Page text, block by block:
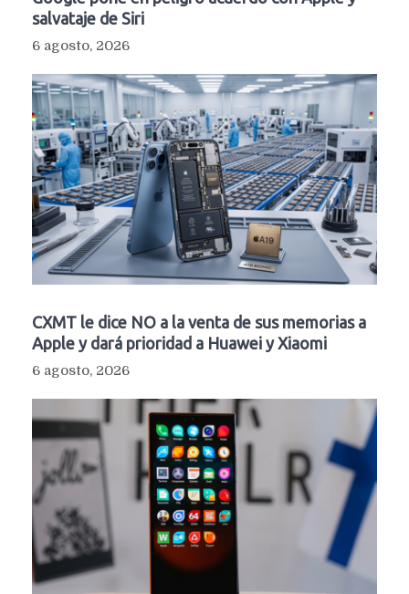
salvataje de Siri
6 agosto, 2026
CXMT le dice NO a la venta de sus memorias a
Apple y dará prioridad a Huawei y Xiaomi
6 agosto, 2026